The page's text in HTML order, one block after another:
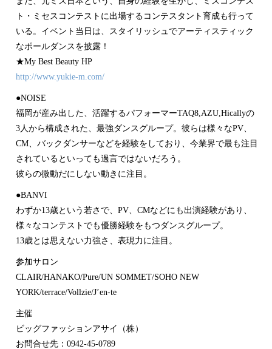
ト・ミセスコンテストに出場するコンテスタント育成も行って
いる。イベント当日は、スタイリッシュでアーテ ィスティック
なポールダンスを披露！
★My Best Beauty HP
http://www.yukie-m.com/
●NOISE
福岡が産み出した、活躍するパフォーマーTAQ8,AZU,Hicallyの
3人から構成された、最強ダンスグループ。彼らは様々なPV、
CM、バックダンサーなどを経験をしており、今業界で最も注目
されているといっても過言ではないだろう。
彼らの微動だにしない動きに注目。
●BANVI
わずか13歳という若さで、PV、CMなどにも出演経験があり、
様々なコンテストでも優勝経験をもつダンスグループ。
13歳とは思えない力強さ、表現力に注目。
参加サロン
CLAIR/HANAKO/Pure/UN SOMMET/SOHO NEW
YORK/terrace/Vollzie/J’en-te
主催
ビッグファッションアサイ（株）
お問合せ先：0942-45-0789